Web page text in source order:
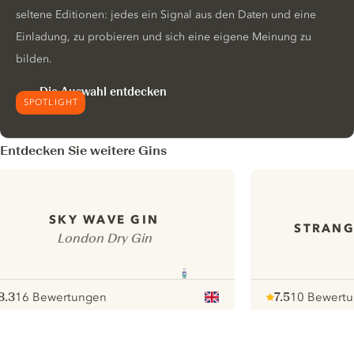
SPOTLIGHT
seltene Editionen: jedes ein Signal aus den Daten und eine
Einladung, zu probieren und sich eine eigene Meinung zu
bilden.
Die Auswahl entdecken
Entdecken Sie weitere Gins
SKY WAVE GIN
London Dry Gin
16 Bewertungen
7.510